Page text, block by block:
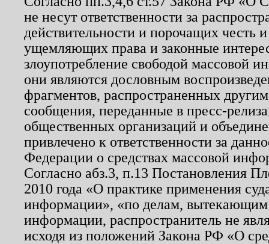
не несут ответственности за
действительности и порочащих честь
ущемляющих права и законные
злоупотребление свободой массовой
они являются дословным
фрагментов, распространенных
сообщения, переданные в пресс-
общественных организаций и
привлечено к ответственности за
Федерации о средствах массовой
Согласно абз.3, п.13 Постановления
2010 года «О практике применения
информации», «по делам, вытекающим
информации, распространитель не
исходя из положений Закона РФ «О